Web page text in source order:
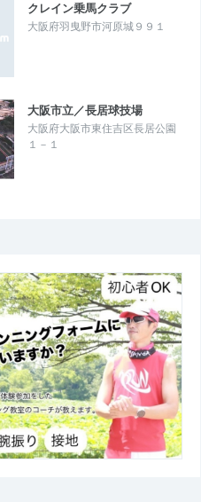
クレイン乗馬クラブ
大阪府羽曳野市河原城９９１
大阪市立／長居球技場
大阪府大阪市東住吉区長居公園
１－１